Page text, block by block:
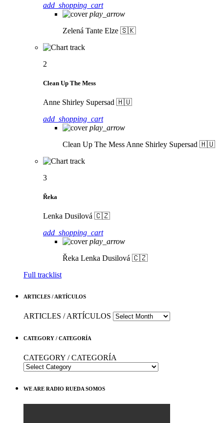
add_shopping_cart
play_arrow
Zelená Tante Elze 🇸🇰
2
Clean Up The Mess
Anne Shirley Supersad 🇭🇺
add_shopping_cart
play_arrow
Clean Up The Mess Anne Shirley Supersad 🇭🇺
3
Řeka
Lenka Dusilová 🇨🇿
add_shopping_cart
play_arrow
Řeka Lenka Dusilová 🇨🇿
Full tracklist
ARTICLES / ARTÍCULOS
ARTICLES / ARTÍCULOS
CATEGORY / CATEGORÍA
CATEGORY / CATEGORÍA
WE ARE RADIO RUEDA SOMOS